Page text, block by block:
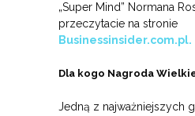
„Super Mind” Normana
przeczytacie na stronie
Businessinsider.com.pl.
Dla kogo Nagroda
Jedną z najważniejszych